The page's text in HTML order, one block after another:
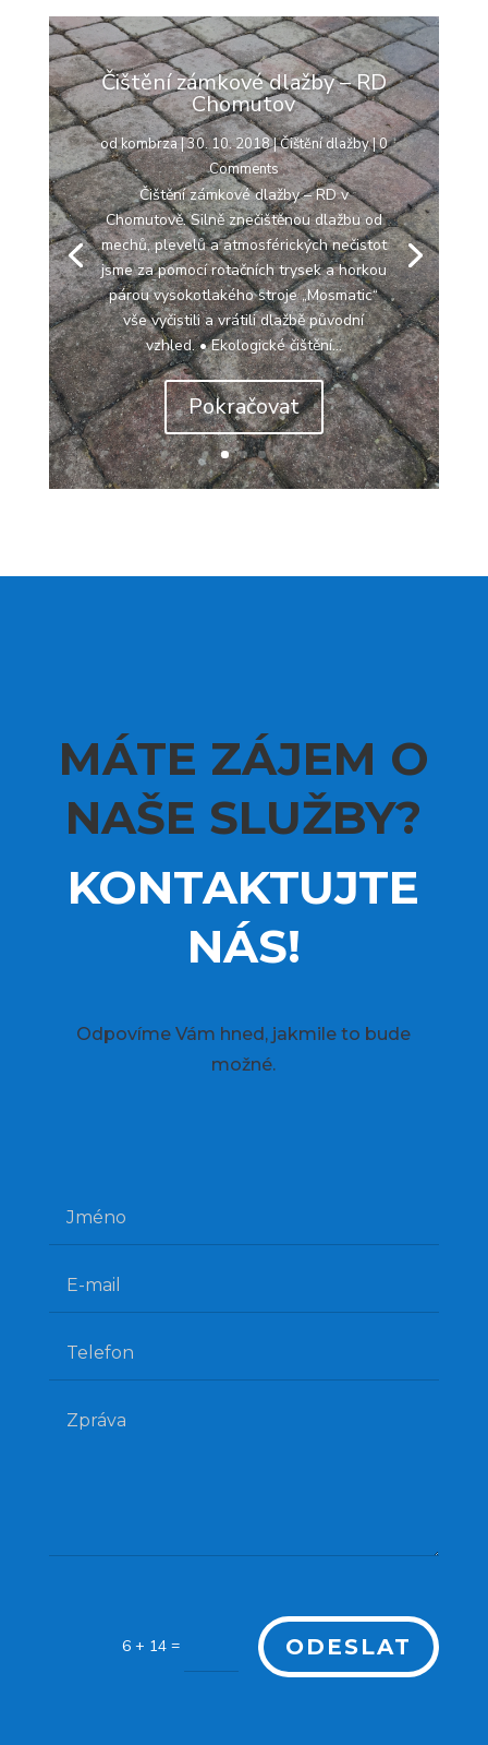
Čištění zámkové dlažby – RD
Chomutov
odkombrza|30. 10. 2018|Čištění dlažby| 0
Comments
Čištění zámkové dlažby – RD v
Chomutově. Silně znečištěnou dlažbu od
mechů, plevelů a atmosférických nečistot
jsme za pomocí rotačních trysek a horkou
párou vysokotlakého stroje „Mosmatic“
vše vyčistili a vrátili dlažbě původní
vzhled. • Ekologické čištění...
Pokračovat
MÁTE ZÁJEM O
NAŠE SLUŽBY?
KONTAKTUJTE
NÁS!
Odpovíme Vám hned, jakmile to bude
možné.
6 + 14 = ODESLAT